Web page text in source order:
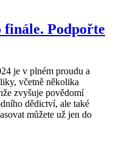
Podpořte
je v plném proudu a
včetně několika
zvyšuje povědomí
dědictví, ale také
můžete už jen do